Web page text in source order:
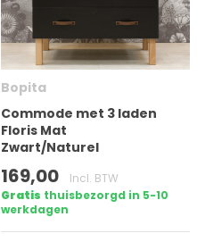
Bopita
Commode met 3 laden
Floris Mat
Zwart/Naturel
169,00
Incl. BTW
Gratis thuisbezorgd in 5-10
werkdagen